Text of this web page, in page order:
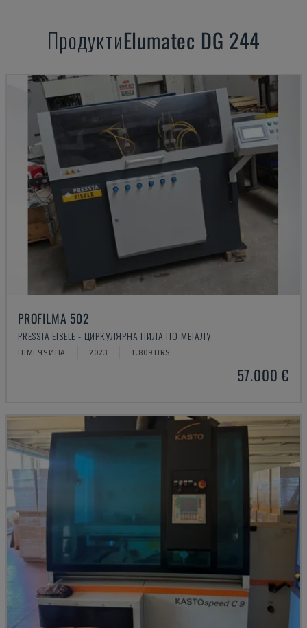
ПродуктиElumatec DG 244
PROFILMA 502
PRESSTA EISELE - ЦИРКУЛЯРНА ПИЛА ПО МЕТАЛУ
НІМЕЧЧИНА 2023 1.809 HRS
57.000 €